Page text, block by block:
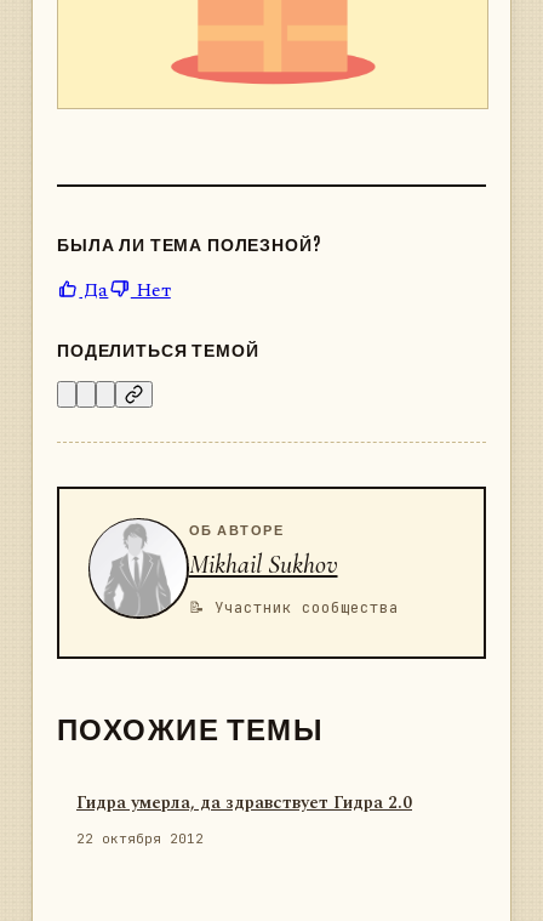
БЫЛА ЛИ ТЕМА ПОЛЕЗНОЙ?
Да Нет
ПОДЕЛИТЬСЯ ТЕМОЙ
ОБ АВТОРЕ
Mikhail Sukhov
📝 Участник сообщества
ПОХОЖИЕ ТЕМЫ
Гидра умерла, да здравствует Гидра 2.0
22 октября 2012